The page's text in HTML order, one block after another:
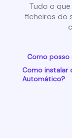
Tudo o
ficheiros do
Como posso
Como instalar
Automático?